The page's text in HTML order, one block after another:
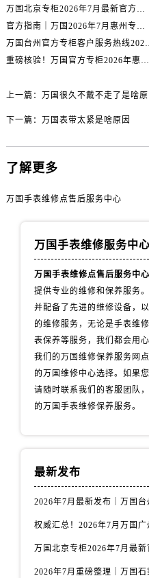
万国北京专柜2026年7月最新官方客服热线｜门店信息及服务攻略发布
官方指南｜万国2026年7月惠州专柜客户服务热线与门店信息全攻略
万国台州官方专柜客
重磅核验！万国官方专柜2026年惠州客户服务热线与门店信息（7月最新）
上一篇： 万国很久不戴不走了是啥原
下一篇： 万国表带太紧是啥原因
了解更多
万国手表维修点售后服务中心
万国手表维修服务中心
万国手表维修点售后服务中
提供专业的维修和保养服务
并配备了先进的维修设备，
的维修服务，无论是手表维
表保养等服务，我们都会用
我们的万国维修保养服务网
的万国维修中心选择。如果
请随时联系我们的客服团队
的万国手表维修保养服务。
最新发布